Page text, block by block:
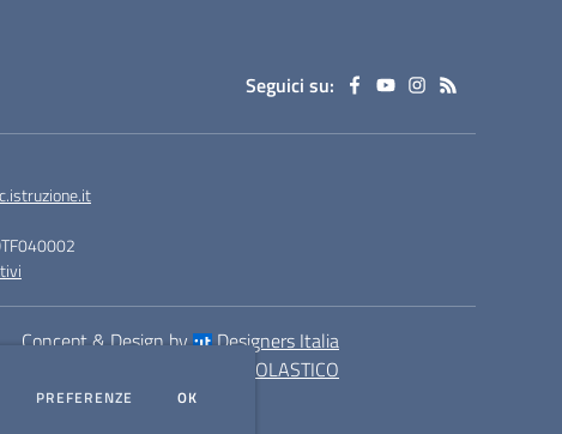
Seguici su:
Concept & Design by
Designers Italia
SCUOLASTICO
PREFERENZE DEI COOKIE
OK